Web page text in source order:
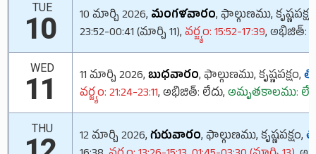
TUE
10 10 మార్చి 2026, మంగళవారం, ఫాల్గుణము,
23:52-00:41 (మార్చి 11), వర్జ్యం: 15:52-17:39, అభిజిత్:
WED
11 11 మార్చి 2026, బుధవారం, ఫాల్గుణము, కృష్ణపక్షం,
వర్జ్యం: 21:24-23:11, అభిజిత్: లేదు, అమృతకాలము:
THU
12 మార్చి 2026, గురువారం, ఫాల్గుణము, కృష్ణపక్షం,